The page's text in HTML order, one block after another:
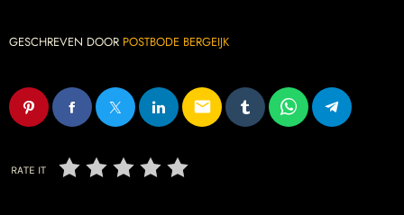
GESCHREVEN DOOR POSTBODE BERGEIJK
email
RATE IT